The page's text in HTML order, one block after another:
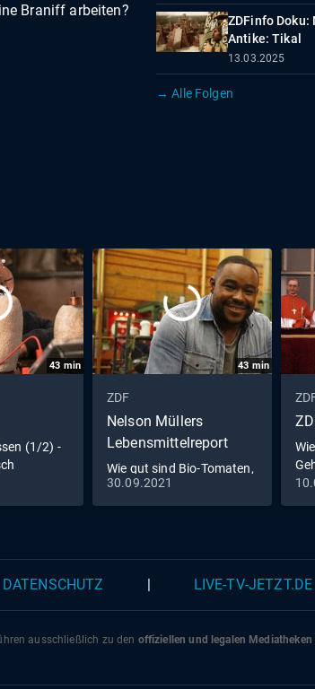
Braniff arbeiten?
ZDFinfo
Antike: Tikal
13.03.2025
→ Alle Folgen
43 min
(1/2) -
43 min
ZDF
Nelson Müllers
Lebensmittelreport
Wie gut sind Bio-Tomaten,
Edel-Rindfleisch &
Schokolade?
30.09.2021
DATENSCHUTZ LIVE-TV-JETZT.DE
ausschließlich zu den offiziellen und legalen Mediatheken